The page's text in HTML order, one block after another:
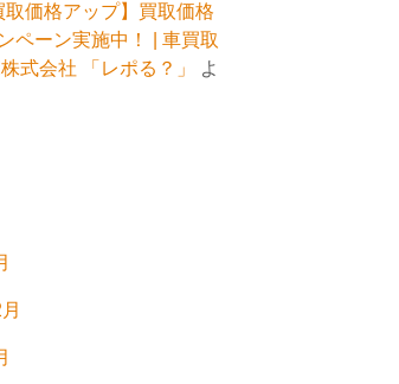
取価格アップ】買取価格
ペーン実施中！ | 車買取
式会社 「レポる？」
よ